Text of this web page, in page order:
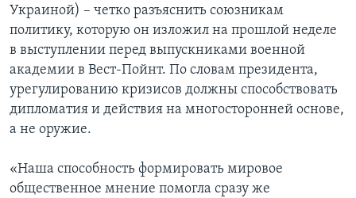
Украиной) – четко разъяснить союзникам
политику, которую он изложил на прошлой неделе
в выступлении перед выпускниками военной
академии в Вест-Пойнт. По словам президента,
урегулированию кризисов должны способствовать
дипломатия и действия на многосторонней основе,
а не оружие.
«Наша способность формировать мировое
общественное мнение помогла сразу же